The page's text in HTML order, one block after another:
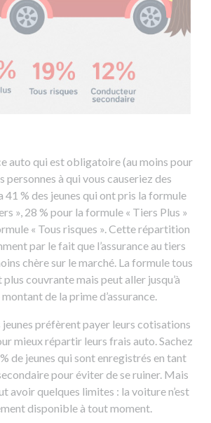
auto qui est obligatoire (au moins pour
personnes à qui vous causeriez des
41 % des jeunes qui ont pris la formule
», 28 % pour la formule « Tiers Plus »
« Tous risques ». Cette répartition
par le fait que l’assurance au tiers
chère sur le marché. La formule tous
plus couvrante mais peut aller jusqu’à
de la prime d’assurance.
jeunes préfèrent payer leurs cotisations
mieux répartir leurs frais auto. Sachez
de jeunes qui sont enregistrés en tant
pour éviter de se ruiner. Mais
avoir quelques limites : la voiture n’est
disponible à tout moment.